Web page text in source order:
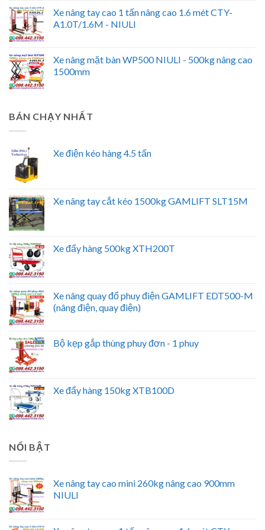
Xe nâng tay cao 1 tấn nâng cao 1.6 mét CTY-
A1.0T/1.6M - NIULI
Xe nâng mặt bàn WP500 NIULI - 500kg nâng cao
1500mm
BÁN CHẠY NHẤT
Xe điện kéo hàng 4.5 tấn
Xe nâng tay cắt kéo 1500kg GAMLIFT SLT15M
Xe đẩy hàng 500kg XTH200T
Xe nâng quay đổ phuy điện GAMLIFT EDT500-M
(nâng điện, quay điện)
Bộ kẹp gắp thùng phuy đơn - 1 phuy
Xe đẩy hàng 150kg XTB100D
NỔI BẬT
Xe nâng tay cao mini 260kg nâng cao 900mm
NIULI